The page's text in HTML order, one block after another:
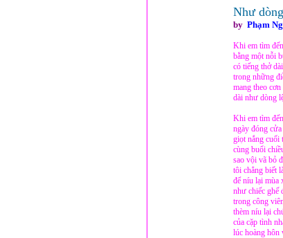
Như
by Phạm
Khi em tìm
bằng một nỗi
có tiếng thở dài
trong những
mang theo cơn
dài như dòng
Khi em tìm
ngày đóng cửa
giọt nắng cuối
cùng buổi
sao vội vã bỏ
tôi chẳng biết
để níu lại mùa
như chiếc ghế
trong công
thèm níu lại
của cặp tình
lúc hoàng hôn